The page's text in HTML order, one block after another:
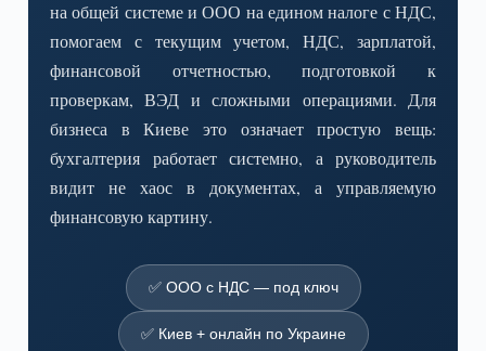
на общей системе и ООО на едином налоге с НДС,
помогаем с текущим учетом, НДС, зарплатой,
финансовой отчетностью, подготовкой к
проверкам, ВЭД и сложными операциями. Для
бизнеса в Киеве это означает простую вещь:
бухгалтерия работает системно, а руководитель
видит не хаос в документах, а управляемую
финансовую картину.
✅ ООО с НДС — под ключ
✅ Киев + онлайн по Украине